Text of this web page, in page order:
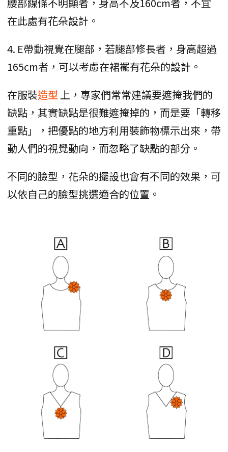
在此處有花朵設計。
4. E帶動視覺在腿部，若腿部修長者，身高超過
165cm者，可以考慮在裙襬有花朵的設計。
在服裝造型上，專家們常常建議要遮掩我們的
缺點，其實缺點是很難遮掩掉的，而是要「轉移
重點」，把優點的地方利用裝飾物標示出來，帶
動人們的視覺動向，而忽略了缺點的部分。
不同的臉型，花朵的擺設也會有不同的效果，可
以依自己的臉型挑選適合的位置。